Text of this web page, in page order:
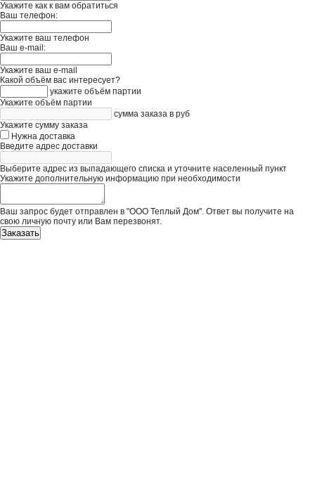
Укажите как к вам обратиться
Ваш телефон:
Укажите ваш телефон
Ваш e-mail:
Укажите ваш e-mail
Какой объём вас интересует?
укажите объём партии
Укажите объём партии
сумма заказа в руб
Укажите сумму заказа
Нужна доставка
Введите адрес доставки
Выберите адрес из выпадающего списка и уточните населенный пункт
Укажите дополнительную информацию при необходимости
Ваш запрос будет отправлен в "ООО Теплый Дом". Ответ вы получите на
свою личную почту или Вам перезвонят.
Заказать